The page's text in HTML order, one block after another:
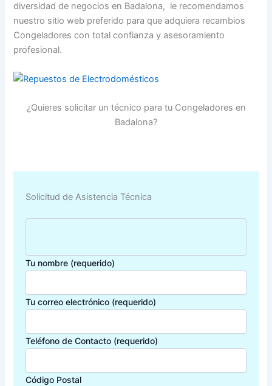
diversidad de negocios en Badalona, le recomendamos
nuestro sitio web preferido para que adquiera recambios
Congeladores con total confianza y asesoramiento
profesional.
¿Quieres solicitar un técnico para tu Congeladores en
Badalona?
Solicitud de Asistencia Técnica
Tu nombre (requerido)
Tu correo electrónico (requerido)
Teléfono de Contacto (requerido)
Código Postal